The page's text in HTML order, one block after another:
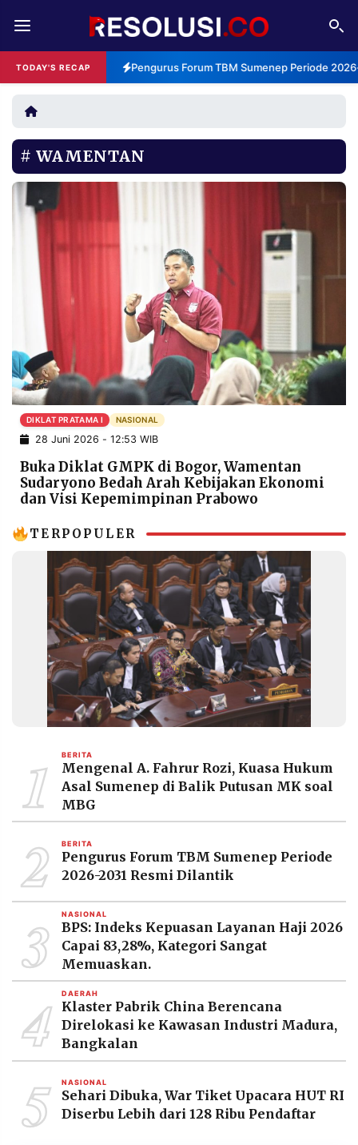
TODAY'S RECAP Pengurus Forum TBM Sumenep Periode
REDAKSI TENTANG
RESOLUSI IKLAN
RUBRIKASI
EDITORIAL AKSARA
FINANSIA PERSONA
DAERAH NASIONAL
MANCA
INFORMASI
PRIVACY
POLICY
BERITA
WARGA
INFORMASI
IKLAN
KIRIM
TULISAN
PENGADUAN TERM
SERVICE
IKUTI
RESOLUSI
MEDIA
©
Resolusi.co
-
PT.
RESOLUSI
MEDIA
WAMENTAN
DIKLAT PRATAMA I NASIONAL
28 Juni 2026 - 12:53 WIB
Buka Diklat GMPK di Bogor, Wamentan
Sudaryono Bedah Arah Kebijakan Ekonomi
dan Visi Kepemimpinan Prabowo
TERPOPULER
1 BERITA
Mengenal A. Fahrur Rozi, Kuasa Hukum
Asal Sumenep di Balik Putusan MK soal
MBG
2 BERITA
Pengurus Forum TBM Sumenep Periode
2026-2031 Resmi Dilantik
3 NASIONAL
BPS: Indeks Kepuasan Layanan Haji 2026
Capai 83,28%, Kategori Sangat
Memuaskan.
4 DAERAH
Klaster Pabrik China Berencana
Direlokasi ke Kawasan Industri Madura,
Bangkalan
5 NASIONAL
Sehari Dibuka, War Tiket Upacara HUT RI
Diserbu Lebih dari 128 Ribu Pendaftar